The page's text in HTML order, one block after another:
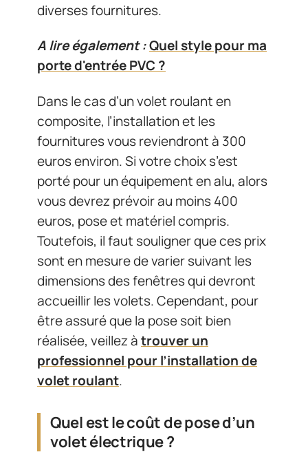
diverses fournitures.
A lire également :Quel style pour ma
porte d'entrée PVC ?
Dans le cas d’un volet roulant en
composite, l’installation et les
fournitures vous reviendront à 300
euros environ. Si votre choix s’est
porté pour un équipement en alu, alors
vous devrez prévoir au moins 400
euros, pose et matériel compris.
Toutefois, il faut souligner que ces prix
sont en mesure de varier suivant les
dimensions des fenêtres qui devront
accueillir les volets. Cependant, pour
être assuré que la pose soit bien
réalisée, veillez àtrouver un
professionnel pour l’installation de
volet roulant.
Quel est le coût de pose d’un
volet électrique ?